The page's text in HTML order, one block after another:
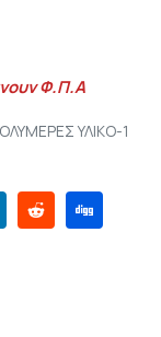
Φ.Π.Α
ΥΛΙΚΟ-1